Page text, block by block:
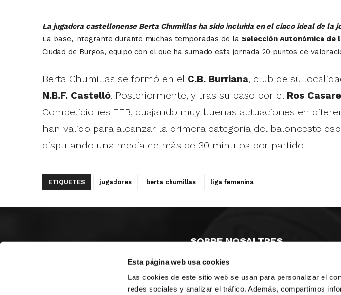
Esta página web usa cookies
Las cookies de este sitio web se usan para personalizar el
redes sociales y analizar el tráfico. Además, compartimos
La jugadora castellonense Berta Chumillas ha sido incluida en el cinco ideal de la
La base, integrante durante muchas temporadas de la Selección Autonómica de
Ciudad de Burgos, equipo con el que ha sumado esta jornada 20 puntos de
Berta Chumillas se formó en el C.B. Burriana, club de su
N.B.F. Castelló. Posteriormente, y tras su paso por el Ros
Competiciones FEB, cuajando muy buenas actuaciones en
han valido para alcanzar la primera categoría del baloncesto
disputando una media de más de 30 minutos por partido.
ETIQUETES jugadores berta chumillas liga femenina
SOBRE NOSALTRES
CASTELLÓ
VALÈNCIA
MONESTIR DE POBLET 14 1ª 3º
ALACANT
CIUDAD DE MATANZAS 12